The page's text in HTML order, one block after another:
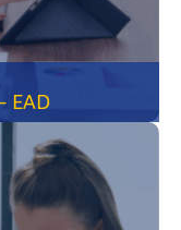
EAD